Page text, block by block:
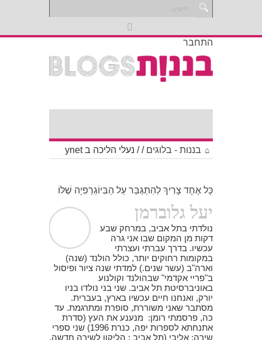
התחבר
בננות - בלוגים /
/ נעלי הליכה ב ynet
כָּל אֶחָד צָרִיךְ לְהִתְגַּבֵּר עַל הַבִּיוֹגְרַפִיָה שֶׁלּוֹ
יעל גלוברמן
נולדתי בתל אביב, במרחק שבע
דקות מן המקום שבו אני גרה
עכשיו. בדרך עברתי ועצרתי
במקומות רחוקים יותר, כולל הולנד (שנה)
וארה"ב (עשר שנים.) למדתי שנה ציור ופיסול
ב"פריי אקדמי" שבהולנד וקולנוע
באוניברסיטת תל אביב. שני בני נולדו בניו
יורק, ואנחנו חיים עכשיו בארץ, בעברית.
מסתבר שאני משוררת, סופרת ומתרגמת. עד
כה, פרסמתי רומן: מנענע את העץ (סדרת
אתנחתא לספרות יפה, כנרת 1996) שני ספרי
שירה: אליבי (תל אביב : הליקון לשירה חדשה,